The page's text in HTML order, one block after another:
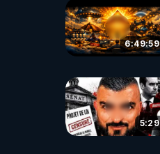
6:49:59
5:29